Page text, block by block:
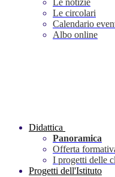
Le notizie
Le circolari
Calendario
Albo online
Didattica
Panoramica
Offerta
I progetti delle
Progetti dell'Istituto